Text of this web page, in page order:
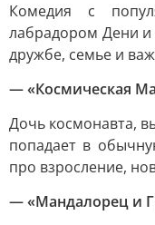
Комедия с
лабрадором Дени
дружбе, семье и
— «Космическая
Дочь космонавта,
попадает в
про взросление,
— «Мандалорец и